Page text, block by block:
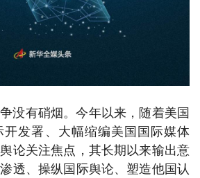
没有硝烟。今年以来，随着美国
开发署、大幅缩编美国国际媒体
论关注焦点，其长期以来输出意
透、操纵国际舆论、塑造他国认